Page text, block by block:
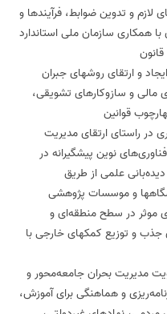
لازم و تدوین ضوابط، فرآیندها و
با همکاری سازمان ملی استاندارد
و ارتقای روشهای جبران
مالی و سازوکارهای تشویقی،
قوانین
راستای ارتقای مدیریت
نوین پیشگیرانه در
علمی از طریق
و موسسات پژوهشی
موثر در سطح منطقه‌ای و
جذب و توزیع کمکهای خارجی با
مدیریت بحران جامعه‌محور و
و هماهنگی برای آموزش،